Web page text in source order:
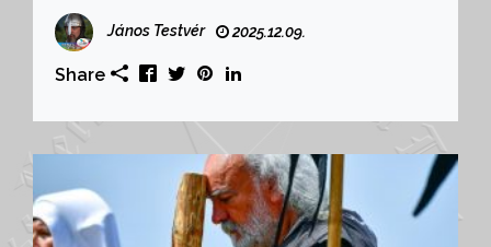
János Testvér 2025.12.09.
Share